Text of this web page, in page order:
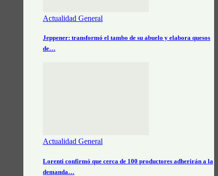
Actualidad General
Jeppener: transformó el tambo de su abuelo y elabora quesos
de…
Actualidad General
Lorenti confirmó que cerca de 100 productores adherirán a la
demanda…